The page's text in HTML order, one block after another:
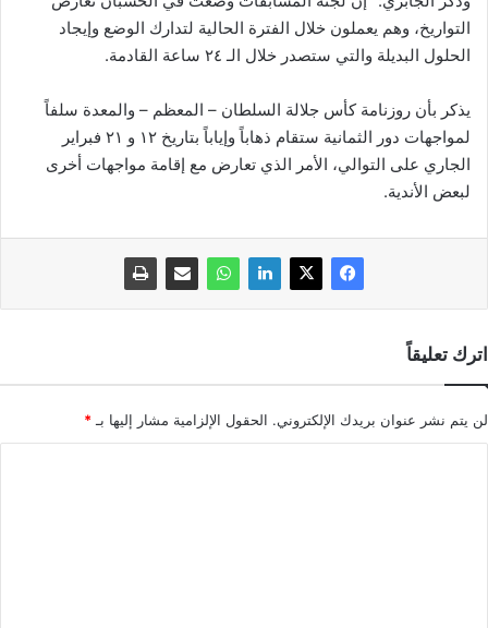
التواريخ، وهم يعملون خلال الفترة الحالية لتدارك الوضع وإيجاد
الحلول البديلة والتي ستصدر خلال الـ ٢٤ ساعة القادمة.
يذكر ‏⁧بأن روزنامة كأس جلالة السلطان – المعظم – والمعدة سلفاً
لمواجهات دور الثمانية ستقام ذهاباً وإياباً بتاريخ ١٢ و ٢١ فبراير
الجاري على التوالي، الأمر الذي تعارض مع إقامة مواجهات أخرى
لبعض الأندية.
اترك تعليقاً
لن يتم نشر عنوان بريدك الإلكتروني. الحقول الإلزامية مشار إليها بـ *